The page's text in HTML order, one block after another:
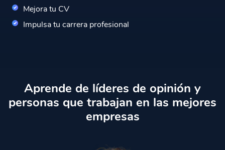
Mejora tu CV
Impulsa tu carrera profesional
Aprende de líderes de opinión y
personas que trabajan en las mejores
empresas